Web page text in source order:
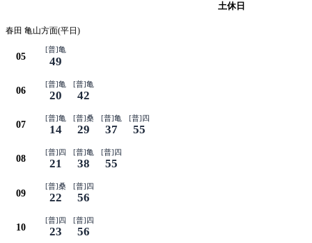
土休日
春田 亀山方面(平日)
05
[普]亀
49
06
[普]亀
20
[普]亀
42
07
[普]亀
14
[普]桑
29
[普]亀
37
[普]四
55
08
[普]四
21
[普]亀
38
[普]四
55
09
[普]桑
22
[普]四
56
10
[普]四
23
[普]四
56